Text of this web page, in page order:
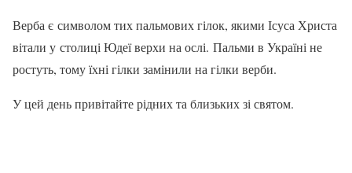
Верба є символом тих пальмових гілок, якими Ісуса Христа
вітали у столиці Юдеї верхи на ослі. Пальми в Україні не
ростуть, тому їхні гілки замінили на гілки верби.
У цей день привітайте рідних та близьких зі святом.